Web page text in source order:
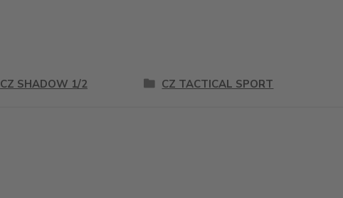
CZ SHADOW 1/2
CZ TACTICAL SPORT